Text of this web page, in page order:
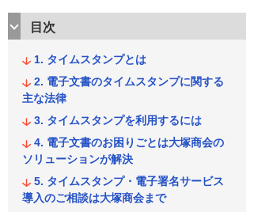
目次
タイムスタンプとは
電子文書のタイムスタンプに関する
主な法律
タイムスタンプを利用するには
電子文書のお困りごとは大塚商会の
ソリューションが解決
タイムスタンプ・電子署名サービス
導入のご相談は大塚商会まで